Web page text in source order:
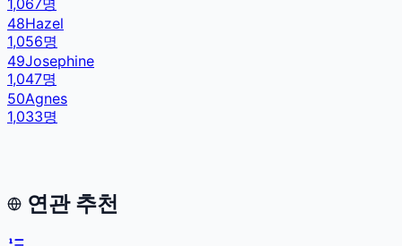
48Hazel
1,056명
49Josephine
1,047명
50Agnes
1,033명
연관 추천